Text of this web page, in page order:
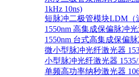
1kHz 10ns)
短脉冲二极管模块LDM（
1550nm 高集成保偏脉冲
1550nm 台式高集成保偏脉
微小型脉冲光纤激光器
小型脉冲光纤激光器 1535/
单频高功率纳秒激光器